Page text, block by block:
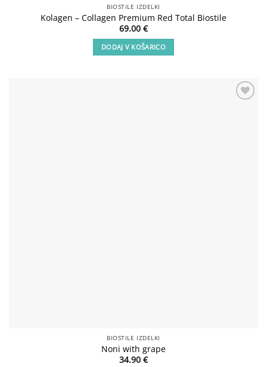
BIOSTILE IZDELKI
Kolagen – Collagen Premium Red Total Biostile
69.00 €
DODAJ V KOŠARICO
BIOSTILE IZDELKI
Noni with grape
34.90 €